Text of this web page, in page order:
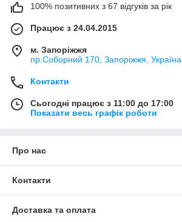
100% позитивних з 67 відгуків за рік
Працює з 24.04.2015
м. Запоріжжя
пр.Соборний 170, Запоріжжя, Україна
Контакти
Сьогодні працює з 11:00 до 17:00
Показати весь графік роботи
Про нас
Контакти
Доставка та оплата